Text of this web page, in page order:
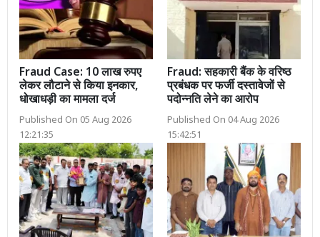
Fraud Case: 10 लाख रुपए
लेकर लौटाने से किया इनकार,
धोखाधड़ी का मामला दर्ज
Published On 05 Aug 2026
12:21:35
Fraud: सहकारी बैंक के वरिष्ठ
प्रबंधक पर फर्जी दस्तावेजों से
पदोन्नति लेने का आरोप
Published On 04 Aug 2026
15:42:51